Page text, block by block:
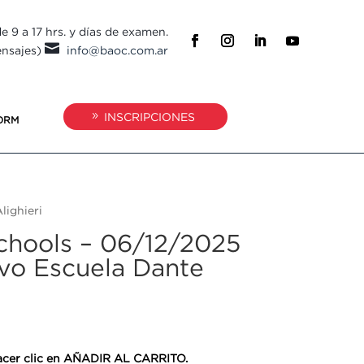
a 17 hrs. y días de examen.
 info@baoc.com.ar
INSCRIPCIONES
– 06/12/2025
Escuela Dante
clic en AÑADIR AL CARRITO.